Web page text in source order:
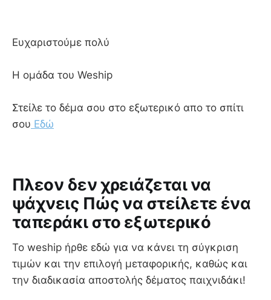
Ευχαριστούμε πολύ
Η ομάδα του Weship
Στείλε το δέμα σου στο εξωτερικό απο το σπίτι
σου Εδώ
Πλεον δεν χρειάζεται να
ψάχνεις Πώς να στείλετε ένα
ταπεράκι στο εξωτερικό
To weship ήρθε εδώ για να κάνει τη σύγκριση
τιμών και την επιλογή μεταφορικής, καθώς και
την διαδικασία αποστολής δέματος παιχνιδάκι!